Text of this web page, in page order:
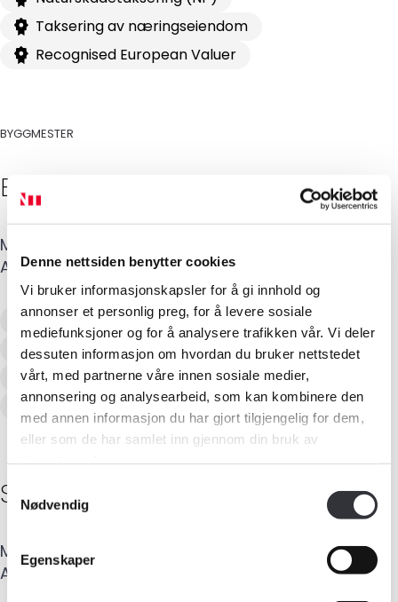
Denne nettsiden benytter cookies
Vi bruker informasjonskapsler for å gi innhold og
annonser et personlig preg, for å levere sosiale
mediefunksjoner og for å analysere trafikken vår. Vi deler
dessuten informasjon om hvordan du bruker nettstedet
vårt, med partnerne våre innen sosiale medier,
annonsering og analysearbeid, som kan kombinere den
med annen informasjon du har gjort tilgjengelig for dem,
eller som de har samlet inn gjennom din bruk av
Samtykkevalg
Nødvendig
Egenskaper
Taksering av næringseiendom
Recognised European Valuer
BYGGMESTER
Bjørn Morten
Mobil
Adresse : Kirkevn. 32, 4580 LYNGDAL
Verditaksering av bolig
Recognised European Residential Valuer
Skadetaksering av byggverk
Naturskadetaksering (NP)
Sindre Lie
Mobil: 452 29 080
sindre@takst-sor.no
Adresse
Kirkevn. 32